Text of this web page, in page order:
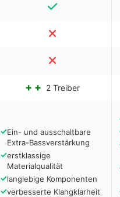
2 Treiber
✓Ein- und ausschaltbare
Extra-Bassverstärkung
✓erstklassige
Materialqualität
✓langlebige Komponenten
✓verbesserte Klangklarheit